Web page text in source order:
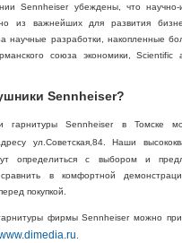
Sennheiser убеждены, что научно-
из важнейших для развития
научные разработки, накопленные
союза экономики, Scientific
Sennheiser?
гарнитуры Sennheiser в Томске
ул.Советская,84. Наши
определиться с выбором и
в комфортной
покупкой.
фирмы Sennheiser можно